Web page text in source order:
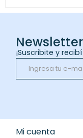
Newsletter
¡Suscribite y
Mi cuenta